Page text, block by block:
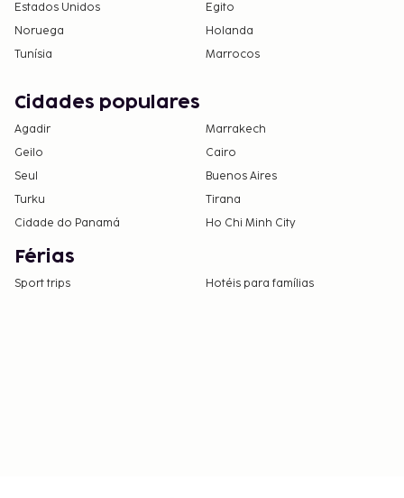
Estados Unidos
Egito
Noruega
Holanda
Tunísia
Marrocos
Cidades populares
Agadir
Marrakech
Geilo
Cairo
Seul
Buenos Aires
Turku
Tirana
Cidade do Panamá
Ho Chi Minh City
Férias
Sport trips Hotéis para famílias